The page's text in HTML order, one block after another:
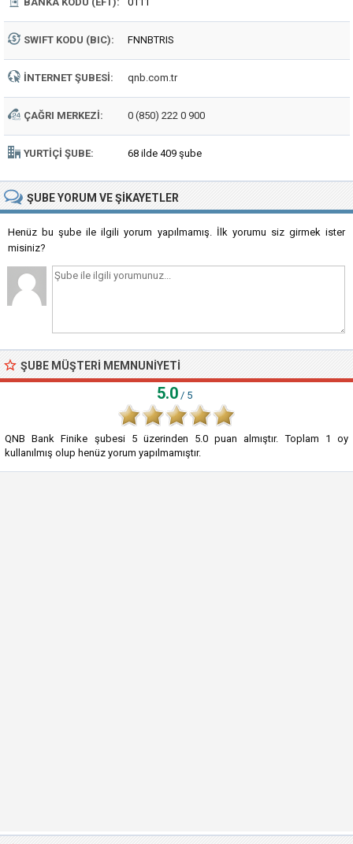
SWIFT KODU (BIC): FNNBTRIS
İNTERNET ŞUBESI: qnb.com.tr
ÇAĞRI MERKEZI: 0 (850) 222 0 900
YURTIÇI ŞUBE: 68 ilde 409 şube
ŞUBEYORUM VE ŞIKAYETLER
Henüz bu şube ile ilgili yorum yapılmamış. İlk yorumu siz girmek ister
misiniz?
ŞUBE MÜŞTERI MEMNUNIYETI
5.0 / 5
QNB Bank Finike şubesi 5üzerinden 5.0 puan almıştır. Toplam 1
oy
kullanılmış olup henüz yorum yapılmamıştır.